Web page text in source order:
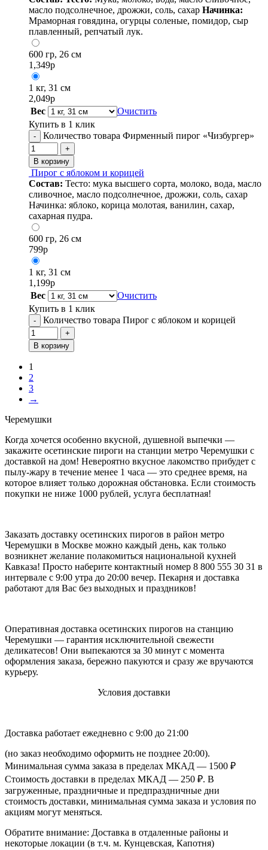
масло подсолнечное, дрожжи, соль, сахар Начинка:
Мраморная говядина, огурцы соленые, помидор, сыр
плавленный, репчатый лук.
600 гр, 26 см
1,349р
1 кг, 31 см
2,049р
Вес
Очистить
Купить в 1 клик
- Количество товара Фирменный пирог «Чизбургер»
+
В корзину
Пирог с яблоком и корицей
Состав: Тесто: мука высшего сорта, молоко, вода, масло
сливочное, масло подсолнечное, дрожжи, соль, сахар
Начинка: яблоко, корица молотая, ванилин, сахар,
сахарная пудра.
600 гр, 26 см
799р
1 кг, 31 см
1,199р
Вес
Очистить
Купить в 1 клик
- Количество товара Пирог с яблоком и корицей
+
В корзину
1
2
3
→
Черемушки
Когда хочется особенно вкусной, душевной выпечки —
закажите осетинские пироги на станции метро Черемушки с
доставкой на дом! Невероятно вкусное лакомство прибудет с
пылу-жару в течение менее 1 часа — это среднее время, на
которое влияет только дорожная обстановка. Если стоимость
покупки не ниже 1000 рублей, услуга бесплатная!
Заказать доставку осетинских пирогов в район метро
Черемушки в Москве можно каждый день, как только
возникнет желание полакомиться национальной кухней
Кавказа! Просто наберите контактный номер 8 800 555 30 31 в
интервале с 9:00 утра до 20:00 вечер. Пекарня и доставка
работают для Вас без выходных и праздников!
Оперативная доставка осетинских пирогов на станцию
Черемушки — гарантия исключительной свежести
деликатесов! Они выпекаются за 30 минут с момента
оформления заказа, бережно пакуются и сразу же вручаются
курьеру.
Условия доставки
Доставка работает ежедневно с 9:00 до 21:00
(но заказ необходимо оформить не позднее 20:00).
Минимальная сумма заказа в пределах МКАД — 1500 ₽
Стоимость доставки в пределах МКАД — 250 ₽. В
загруженные, праздничные и предпраздничные дни
стоимость доставки, минимальная сумма заказа и условия по
акциям могут меняться.
Обратите внимание: Доставка в отдаленные районы и
некоторые локации (в т.ч. м. Кунцевская, Капотня)